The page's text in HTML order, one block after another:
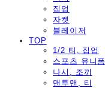
집업
자켓
블레이저
TOP
1/2 티, 집업
스포츠 유니폼
나시, 조끼
맨투맨, 티